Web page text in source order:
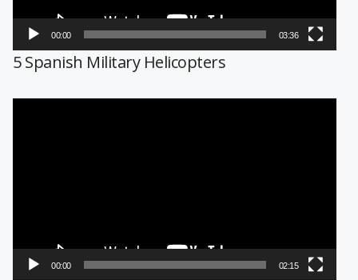
00:00 03:36
5 Spanish Military Helicopters
00:00 02:15